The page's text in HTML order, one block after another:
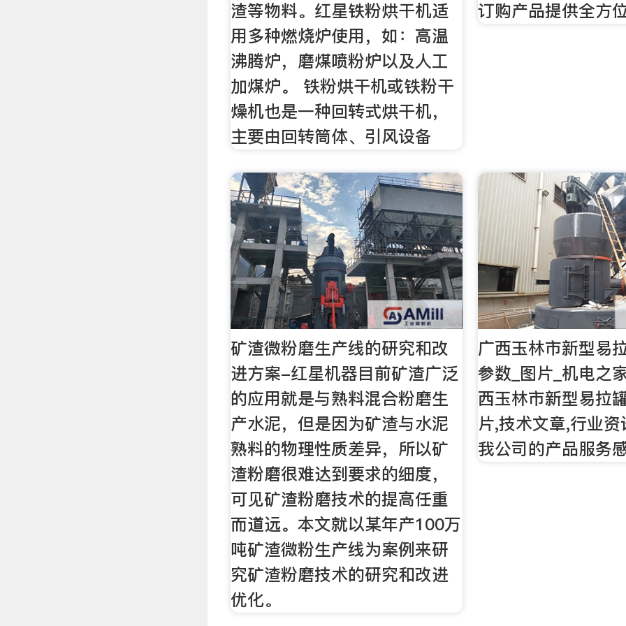
渣等物料。红星铁粉烘干机适
用多种燃烧炉使用，如：高温
沸腾炉，磨煤喷粉炉以及人工
加煤炉。 铁粉烘干机或铁粉干
燥机也是一种回转式烘干机，
主要由回转筒体、引风设备
订购产品提供全方
矿渣微粉磨生产线的研究和改
进方案-红星机器目前矿渣广泛
的应用就是与熟料混合粉磨生
产水泥，但是因为矿渣与水泥
熟料的物理性质差异，所以矿
渣粉磨很难达到要求的细度，
可见矿渣粉磨技术的提高任重
而道远。本文就以某年产100万
吨矿渣微粉生产线为案例来研
究矿渣粉磨技术的研究和改进
优化。
广西玉林市新型易
参数_图片_机电之
西玉林市新型易拉
片,技术文章,行业
我公司的产品服务